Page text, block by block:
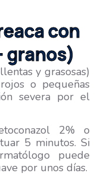
con
granos)
y grasosas)
o pequeñas
severa por el
2% o
5 minutos. Si
puede
por unos días.